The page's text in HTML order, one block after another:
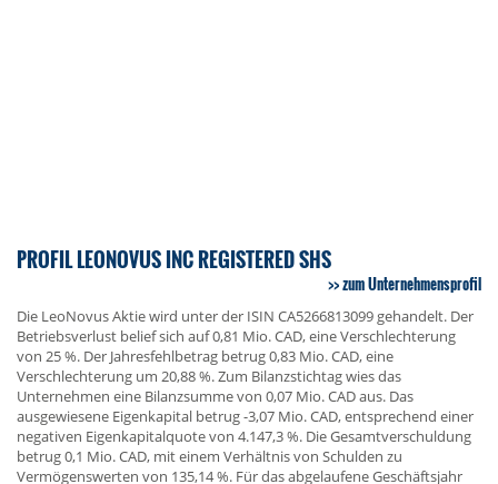
PROFIL LEONOVUS INC REGISTERED SHS
zum Unternehmensprofil
Die LeoNovus Aktie wird unter der ISIN CA5266813099 gehandelt. Der
Betriebsverlust belief sich auf 0,81 Mio. CAD, eine Verschlechterung
von 25 %. Der Jahresfehlbetrag betrug 0,83 Mio. CAD, eine
Verschlechterung um 20,88 %. Zum Bilanzstichtag wies das
Unternehmen eine Bilanzsumme von 0,07 Mio. CAD aus. Das
ausgewiesene Eigenkapital betrug -3,07 Mio. CAD, entsprechend einer
negativen Eigenkapitalquote von 4.147,3 %. Die Gesamtverschuldung
betrug 0,1 Mio. CAD, mit einem Verhältnis von Schulden zu
Vermögenswerten von 135,14 %. Für das abgelaufene Geschäftsjahr